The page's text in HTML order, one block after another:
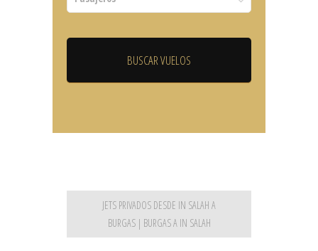
JETS PRIVADOS DESDE IN SALAH A
BURGAS | BURGAS A IN SALAH